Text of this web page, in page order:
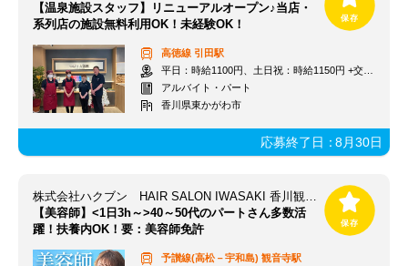
【温泉施設スタッフ】リニューアルオープン♪当店・
系列店の施設無料利用OK！未経験OK！
高徳線 引田駅
平日：時給1100円、土日祝：時給1150円 +交通費規定支給
アルバイト・パート
香川県東かがわ市
応募終了日：8月30日
株式会社ハクブン HAIR SALON IWASAKI 香川観音寺柞田店
【美容師】<1日3h～>40～50代のパートさん多数活
躍！扶養内OK！要：美容師免許
予讃線(高松－宇和島) 観音寺駅